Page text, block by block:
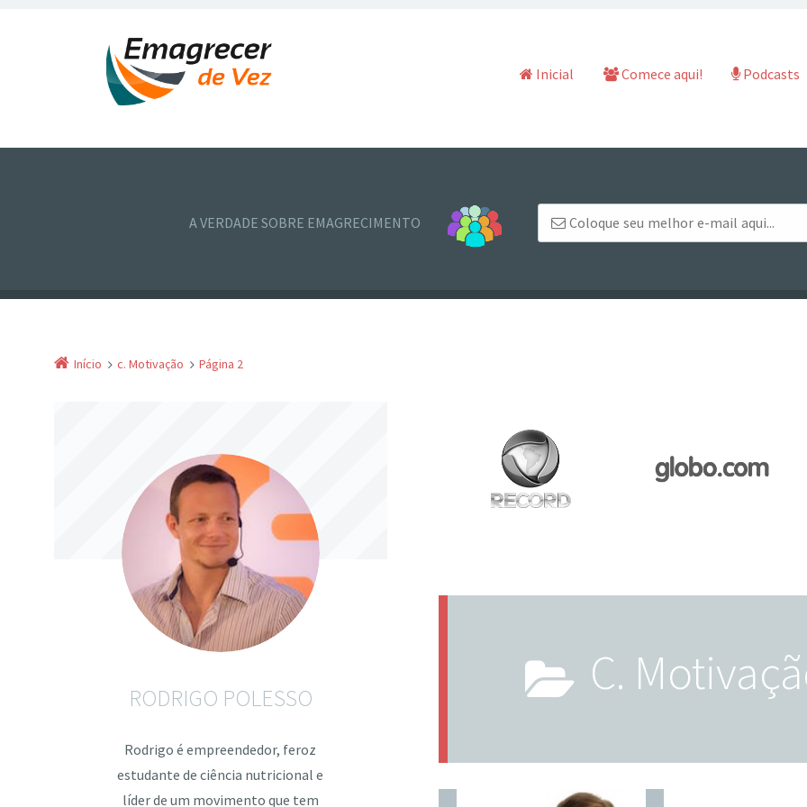
Pular para o conteúdo
Inicial Comece aqui! Podcasts
A VERDADE SOBRE EMAGRECIMENTO
Início c. Motivação Página 2
c.
RODRIGO POLESSO
Rodrigo é empreendedor, feroz
estudante de ciência nutricional e
líder de um movimento que tem